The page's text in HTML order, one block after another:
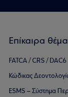
Επίκαιρα
FATCA / CRS / DAC6
Κώδικας
ESMS – Σύστημα